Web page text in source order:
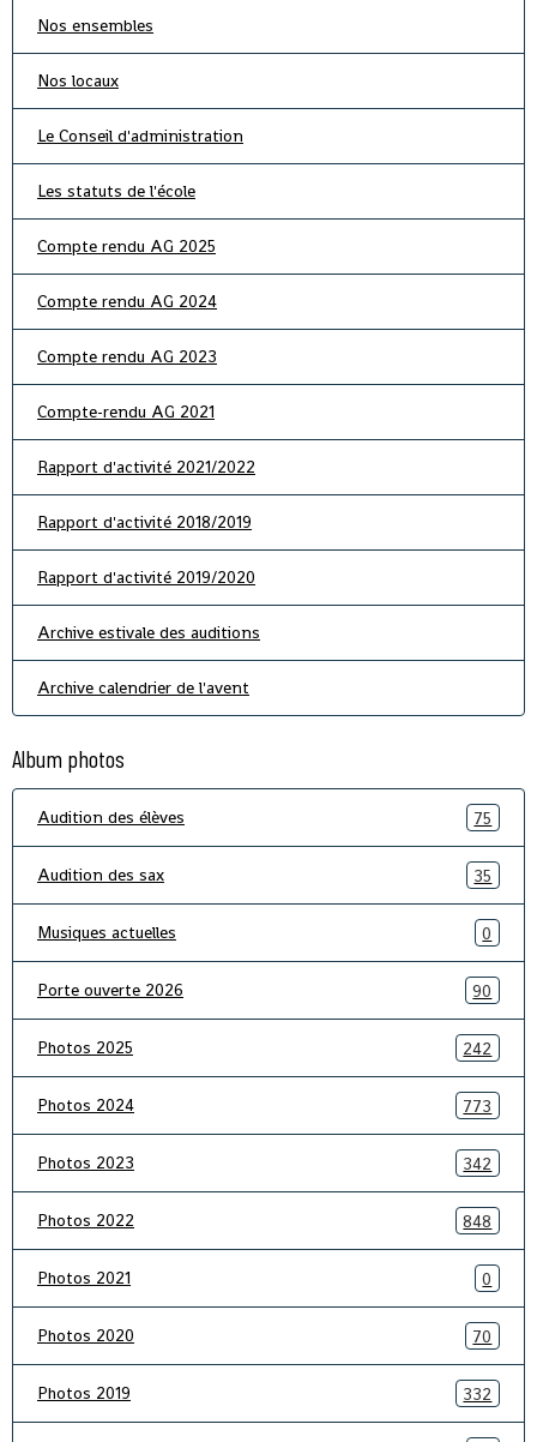
Nos ensembles
Nos locaux
Le Conseil d'administration
Les statuts de l'école
Compte rendu AG 2025
Compte rendu AG 2024
Compte rendu AG 2023
Compte-rendu AG 2021
Rapport d'activité 2021/2022
Rapport d'activité 2018/2019
Rapport d'activité 2019/2020
Archive estivale des auditions
Archive calendrier de l'avent
Album photos
Audition des élèves 75
Audition des sax 35
Musiques actuelles 0
Porte ouverte 2026 90
Photos 2025 242
Photos 2024 773
Photos 2023 342
Photos 2022 848
Photos 2021 0
Photos 2020 70
Photos 2019 332